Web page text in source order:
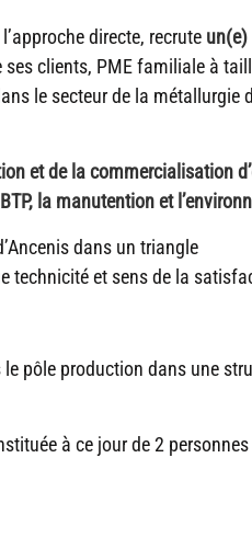
directe, recrute
ses clients, PME familiale à
le secteur de la métallurgie
et de la commercialisation
la manutention et
dans un triangle
technicité et sens de la
le pôle production dans une
à ce jour de 2 personnes